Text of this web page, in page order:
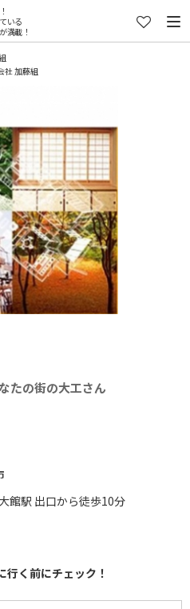
いる
満載！
社 加藤組
の街の大工さん
館駅 出口から徒歩10分
行く前にチェック！